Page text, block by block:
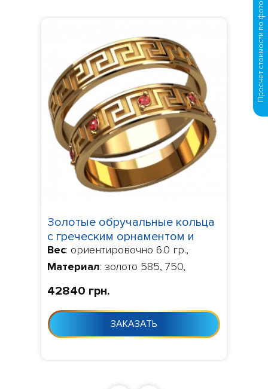
Золотые обручальные кольца
с греческим орнаментом и
красными камнями 20001
Вес: ориентировочно 6.0 гр.,
Материал: золото 585, 750,
Изготовление
24 дня с момента заказа
42840 грн.
ЗАКАЗАТЬ
Просчет стоимости по фото